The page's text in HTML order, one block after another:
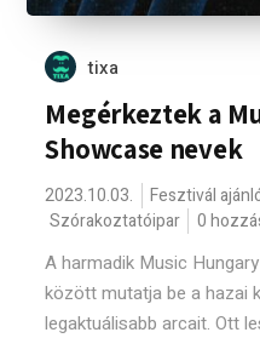
tixa
Megérkeztek a
Showcase nevek
2023.10.03. Fesztivál
Szórakoztatóipar
0
A harmadik Music
között mutatja be a hazai
legaktuálisabb arcait. Ott